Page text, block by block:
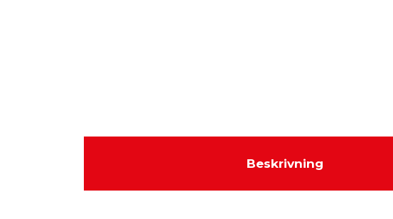
Beskrivning